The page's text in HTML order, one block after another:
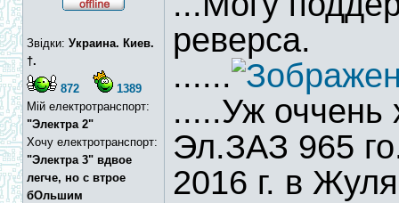
Звідки: Украина. Киев.
†.
872
1389
Мій електротранспорт:
"Электра 2"
Хочу електротранспорт:
"Электра 3" вдвое
легче, но с втрое
бОльшим
реверса.
......
.....Уж оччень
Эл.ЗАЗ 965
2016 г. в